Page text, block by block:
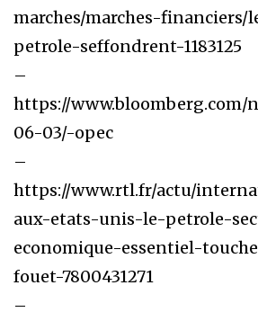
marches/marches-financiers/
petrole-seffondrent-1183125
–
https://www.bloomberg.com/
06-03/-opec
–
https://www.rtl.fr/actu/
aux-etats-unis-le-petrole-
economique-essentiel-
fouet-7800431271
–